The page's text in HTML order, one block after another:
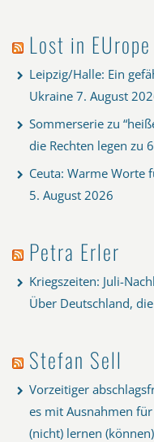
Lost in EUrope
Leipzig/Halle: Ein
Ukraine 7. August
Sommerserie zu
die Rechten legen zu
Ceuta: Warme Worte
5. August 2026
Petra Erler
Kriegszeiten: Juli-
Über Deutschland,
Stefan Sell
Vorzeitiger
es mit Ausnahmen für
(nicht) lernen (können)